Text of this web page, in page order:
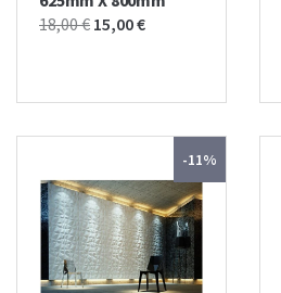
18,00€ Original
18,00 €.
15,00€Current
15,00 €.
-11%